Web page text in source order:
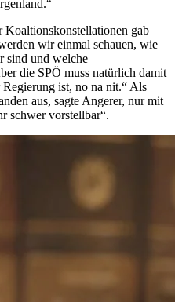
gab
wir einmal schauen, wie
sind und welche
die SPÖ muss natürlich damit
ist, no na nit.“ Als
aus, sagte Angerer, nur mit
schwer vorstellbar“.